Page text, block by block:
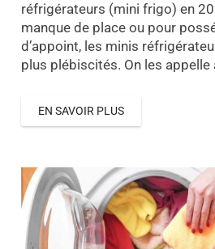
réfrigérateurs (mini frigo) en
manque de place ou pour
d’appoint, les minis
plus plébiscités. On les
EN SAVOIR PLUS